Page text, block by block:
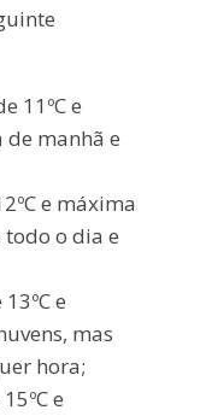
11ºC e
de manhã e
e máxima
todo o dia e
e
mas
hora;
e